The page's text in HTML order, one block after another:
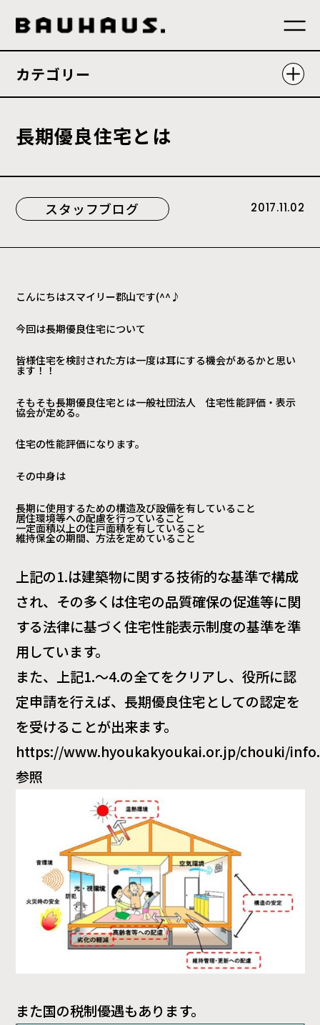
スタッフブログ 2017.11.02
長期優良住宅と は
カテゴリー
こんにちはスマイリー郡山です(^^♪
今回は長期優良住宅について
皆様住宅を検討された方は一度は耳にする機会があるかと思い
ます！！
そもそも長期優良住宅とは一般社団法人 住宅性能評価・表示
協会が定める。
住宅の性能評価になります。
その中身は
長期に使用するための構造及び設備を有していること
居住環境等への配慮を行っていること
一定面積以上の住戸面積を有していること
維持保全の期間、方法を定めていること
上記の1.は建築物に関する技術的な基準で構成
され、その多くは住宅の品質確保の促進等に関
する法律に基づく住宅性能表示制度の基準を準
用しています。
また、上記1.～4.の全てをクリアし、役所に認
定申請を行えば、長期優良住宅としての認定を
を受けることが出来ます。
https://www.hyoukakyoukai.or.jp/chouki/
参照
また国の税制優遇もあります。